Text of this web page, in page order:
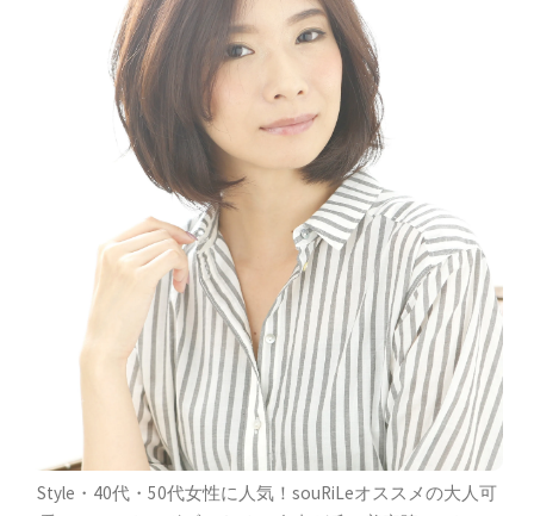
Style・40代・50代女性に人気！souRiLeオススメの大人可